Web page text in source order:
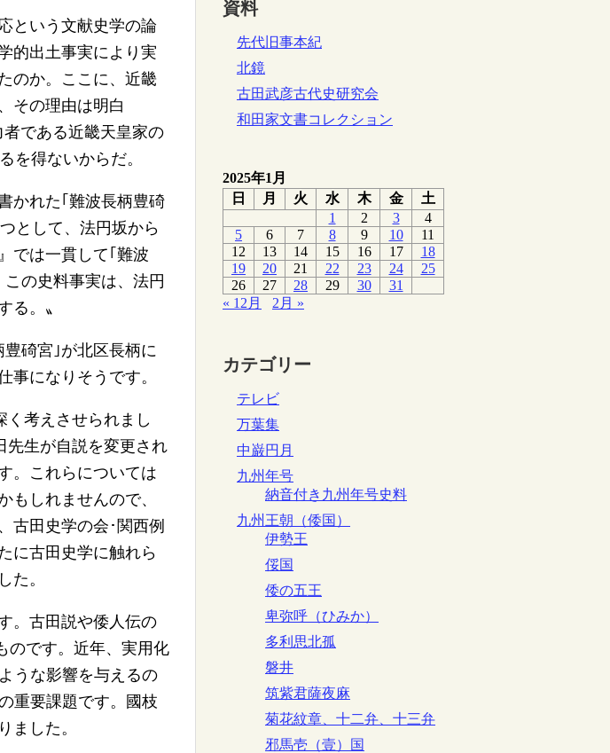
という文献史学の論
的出土事実により実
のか。ここに、近畿
その理由は明白
である近畿天皇家の
を得ないからだ。
かれた｢難波長柄豊碕
として、法円坂から
では一貫して｢難波
の史料事実は、法円
る。〟
碕宮｣が北区長柄に
事になりそうです。
考えさせられまし
先生が自説を変更され
。これらについては
もしれませんので、
古田史学の会･関西例
に古田史学に触れら
た。
。古田説や倭人伝の
のです。近年、実用化
うな影響を与えるの
重要課題です。國枝
ました。
資料
先代旧事本紀
北鏡
古田武彦古代史研究会
和田家文書コレクション
2025年1月
日
月 火 水 木 金
土
1
2 3
4
5
6 7 8 9 10
11
12
13 14 15 16 17
18
19
20 21 22 23 24
25
26
27 28 29 30
31
« 12月
2月 »
カテゴリー
テレビ
万葉集
中巌円月
九州年号
納音付き九州年号史料
九州王朝（倭国）
伊勢王
俀国
倭の五王
卑弥呼（ひみか）
多利思北孤
磐井
筑紫君薩夜麻
菊花紋章、十二弁、十三弁
邪馬壱（壹）国